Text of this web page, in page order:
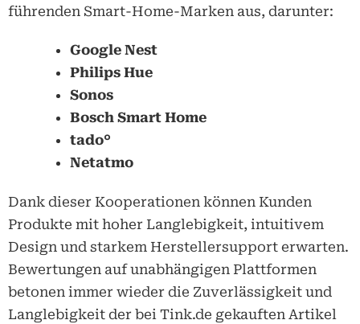
führenden Smart-Home-Marken aus, darunter:
Google Nest
Philips Hue
Sonos
Bosch Smart Home
tado°
Netatmo
Dank dieser Kooperationen können Kunden
Produkte mit hoher Langlebigkeit, intuitivem
Design und starkem Herstellersupport erwarten.
Bewertungen auf unabhängigen Plattformen
betonen immer wieder die Zuverlässigkeit und
Langlebigkeit der bei Tink.de gekauften Artikel